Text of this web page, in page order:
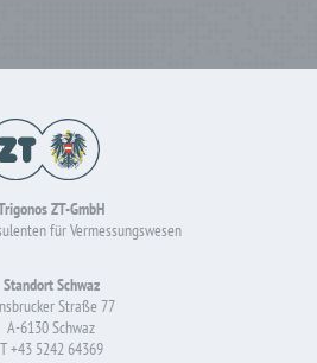
ZT-GmbH
für Vermessungswesen
Standort Schwaz
Straße 77
A-6130 Schwaz
T+43 5242 64369